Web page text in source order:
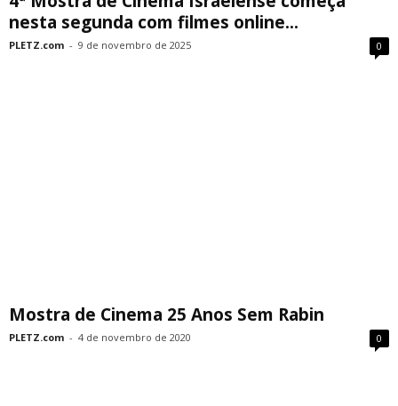
nesta segunda com filmes online...
PLETZ.com - 9 de novembro de 2025 0
Mostra de Cinema 25 Anos Sem Rabin
PLETZ.com - 4 de novembro de 2020 0